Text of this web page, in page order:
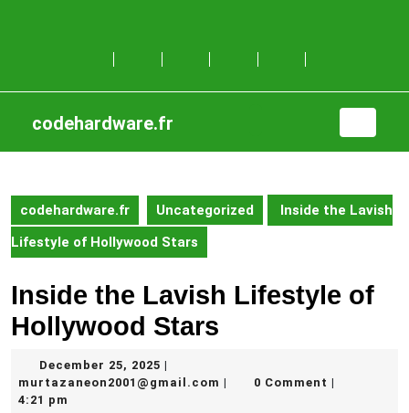
codehardware.fr
codehardware.fr Uncategorized
Inside the Lavish
Lifestyle of Hollywood Stars
Inside the Lavish Lifestyle of
Hollywood Stars
December 25, 2025 December
25,
murtazaneon2001@gmail.com 0 Comment
4:21 pm